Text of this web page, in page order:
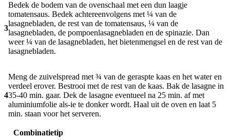
3
Bedek de bodem van de ovenschaal met een dun laagje
tomatensaus. Bedek achtereenvolgens met ¼ van de
lasagnebladen, de rest van de tomatensaus, ¼ van de
lasagnebladen, de pompoenlasagnebladen en de spinazie. Dan
weer ¼ van de lasagnebladen, het bietenmengsel en de rest van de
lasagnebladen.
4
Meng de zuivelspread met ¾ van de geraspte kaas en het water en
verdeel erover. Bestrooi met de rest van de kaas. Bak de lasagne in
35-40 min. gaar. Dek de lasagne eventueel na 25 min. af met
aluminiumfolie als-ie te donker wordt. Haal uit de oven en laat 5
min. staan voor het serveren.
Combinatietip